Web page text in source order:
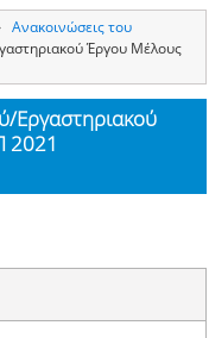
Ανακοινώσεις του
Έργου Μέλους
Εργαστηριακού
2021